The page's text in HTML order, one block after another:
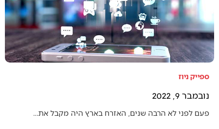
ספייק ניוז
נובמבר 9, 2022
פעם לפני לא הרבה שנים, האזרח בארץ היה מקבל את…